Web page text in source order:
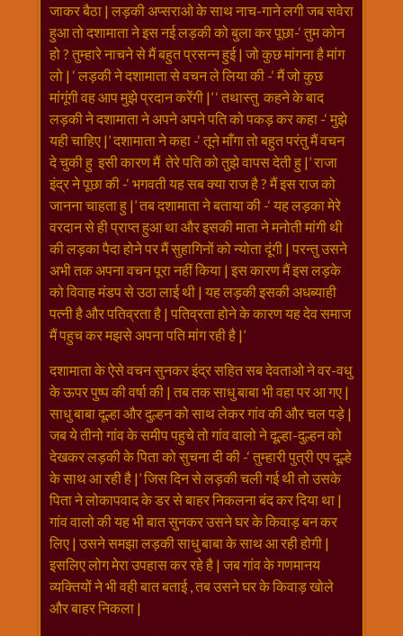
जाकर बैठा | लड़की अप्सराओ के साथ नाच-गाने लगी जब सवेरा
हुआ तो दशामाता ने इस नई लड़की को बुला कर पूछा-‘ तुम कोन
हो ? तुम्हारे नाचने से मैं बहुत प्रसन्न हुई | जो कुछ मांगना है मांग
लो | ‘ लड़की ने दशामाता से वचन ले लिया की -‘ मैं जो कुछ
मांगूंगी वह आप मुझे प्रदान करेंगी |’ ‘ तथास्तु कहने के बाद
लड़की ने दशामाता ने अपने अपने पति को पकड़ कर कहा -‘ मुझे
यही चाहिए |’ दशामाता ने कहा -‘ तूने माँगा तो बहुत परंतु मैं वचन
दे चुकी हु इसी कारण मैं तेरे पति को तुझे वापस देती हु |’ राजा
इंद्र ने पूछा की -‘ भगवती यह सब क्या राज है ? मैं इस राज को
जानना चाहता हु |’ तब दशामाता ने बताया की -‘ यह लड़का मेरे
वरदान से ही प्राप्त हुआ था और इसकी माता ने मनोती मांगी थी
की लड़का पैदा होने पर मैं सुहागिनों को न्योता दूंगी | परन्तु उसने
अभी तक अपना वचन पूरा नहीं किया | इस कारण मैं इस लड़के
को विवाह मंडप से उठा लाई थी | यह लड़की इसकी अधब्याही
पत्नी है और पतिव्रता है | पतिव्रता होने के कारण यह देव समाज
मैं पहुच कर मझसे अपना पति मांग रही है |’
दशामाता के ऐसे वचन सुनकर इंद्र सहित सब देवताओ ने वर-वधु
के ऊपर पुष्प की वर्षा की | तब तक साधु बाबा भी वहा पर आ गए |
साधु बाबा दूल्हा और दुल्हन को साथ लेकर गांव की और चल पड़े |
जब ये तीनो गांव के समीप पहुचे तो गांव वालो ने दूल्हा-दुल्हन को
देखकर लड़की के पिता को सुचना दी की -‘ तुम्हारी पुत्री एप दूल्हे
के साथ आ रही है |’ जिस दिन से लड़की चली गई थी तो उसके
पिता ने लोकापवाद के डर से बाहर निकलना बंद कर दिया था |
गांव वालो की यह भी बात सुनकर उसने घर के किवाड़ बन कर
लिए | उसने समझा लड़की साधु बाबा के साथ आ रही होगी |
इसलिए लोग मेरा उपहास कर रहे है | जब गांव के गणमानय
व्यक्तियों ने भी वही बात बताई , तब उसने घर के किवाड़ खोले
और बाहर निकला |